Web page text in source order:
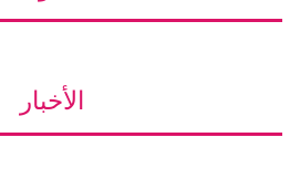
الأخبار